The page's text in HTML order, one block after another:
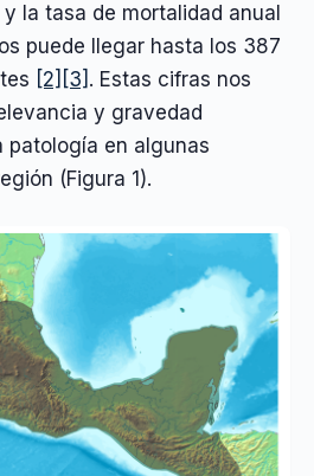
la tasa de mortalidad anual
puede llegar hasta los 387
[2] [3] . Estas cifras nos
y gravedad
patología en algunas
(Figura 1).